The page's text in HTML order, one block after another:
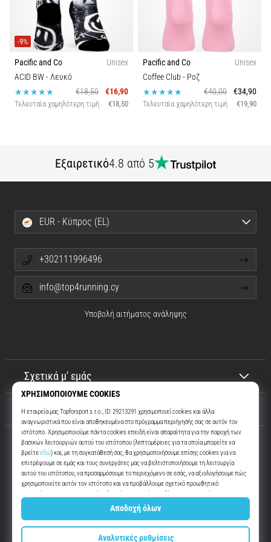
Πρόληψη
Το
γόνατο
του
δρομέα
(runner's
knee),
λαγονοκνημιαίας
ταινίας
είναι
ένα
πολύ
συχνό…
Εμφάνιση
-9%
Pacific and Co
Unisex
ACID BW- Λευκό
€18,50
€16,90
Τελευταία χαμηλότερη τιμή €18,50
Pacific and Co
Unisex
Coffee Club - Ροζ
€40,00
€34,90
Τελευταία χαμηλότερη τιμή €19,90
Εξαιρετικό4.8 από 5
Top4Running.cy
Περισσότερα από 16 χρόνια σας παρακινούμε να βγείτε έξω και να
τρέξετε. Πιο γρήγορα. Μαζί μας. Κάθε μέρα.
Σχετικά μ' εμάς
Εξυπηρέτηση πελατών
EUR - Κύπρος (EL)
+302111996496
info@top4running.cy
Υποβολή αιτήματος ανάληψης